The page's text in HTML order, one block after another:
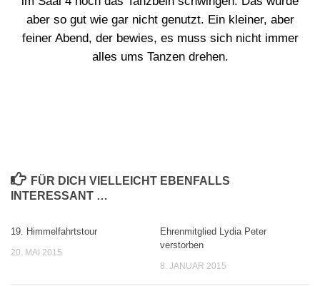
aber so gut wie gar nicht genutzt. Ein kleiner, aber
feiner Abend, der bewies, es muss sich nicht immer
alles ums Tanzen drehen.
FÜR DICH VIELLEICHT EBENFALLS
INTERESSANT …
19. Himmelfahrtstour
20. MAI 2015
Ehrenmitglied Lydia Peter
verstorben
8. JANUAR 2015